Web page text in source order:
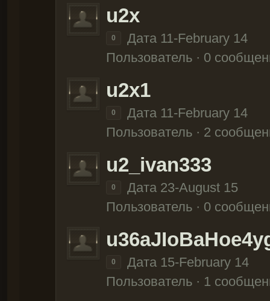
u2x
0
Дата 11-February 14
Пользователь · 0
u2x1
0
Дата 11-February 14
Пользователь · 2
u2_ivan333
0
Дата 23-August 15
Пользователь · 0
0
Дата 15-February 14
Пользователь · 1